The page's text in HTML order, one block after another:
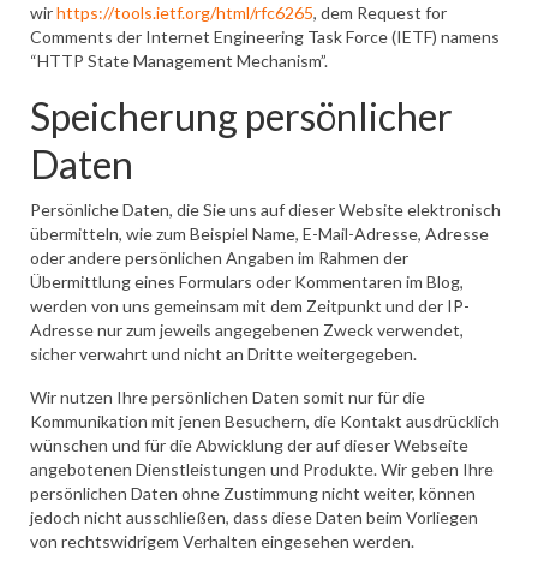
wirhttps://tools.ietf.org/html/rfc6265, dem Request for
Comments der Internet Engineering Task Force (IETF) namens
“HTTP State Management Mechanism”.
Speicherung persönlicher
Daten
Persönliche Daten, die Sie uns auf dieser Website elektronisch
übermitteln, wie zum Beispiel Name, E-Mail-Adresse, Adresse
oder andere persönlichen Angaben im Rahmen der
Übermittlung eines Formulars oder Kommentaren im Blog,
werden von uns gemeinsam mit dem Zeitpunkt und der IP-
Adresse nur zum jeweils angegebenen Zweck verwendet,
sicher verwahrt und nicht an Dritte weitergegeben.
Wir nutzen Ihre persönlichen Daten somit nur für die
Kommunikation mit jenen Besuchern, die Kontakt ausdrücklich
wünschen und für die Abwicklung der auf dieser Webseite
angebotenen Dienstleistungen und Produkte. Wir geben Ihre
persönlichen Daten ohne Zustimmung nicht weiter, können
jedoch nicht ausschließen, dass diese Daten beim Vorliegen
von rechtswidrigem Verhalten eingesehen werden.